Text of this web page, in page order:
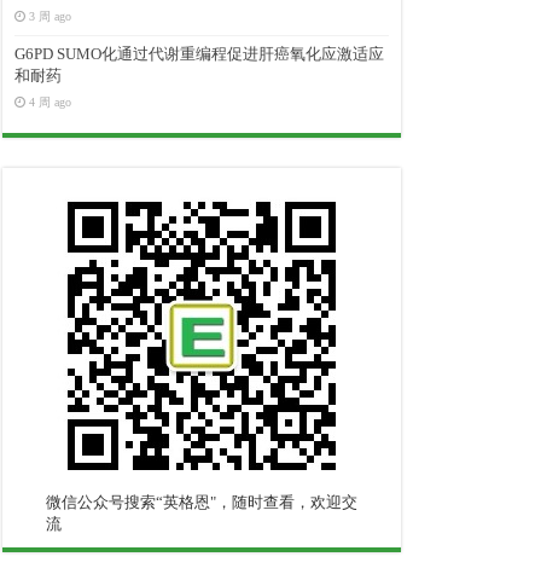
3 周 ago
G6PD SUMO化通过代谢重编程促进肝癌氧化应激适应
和耐药
4 周 ago
微信公众号搜索“英格恩"，随时查看，欢迎交
流